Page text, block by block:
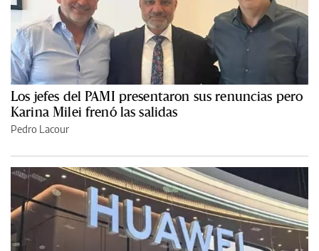
Los jefes del PAMI presentaron sus renuncias pero
Karina Milei frenó las salidas
Pedro Lacour